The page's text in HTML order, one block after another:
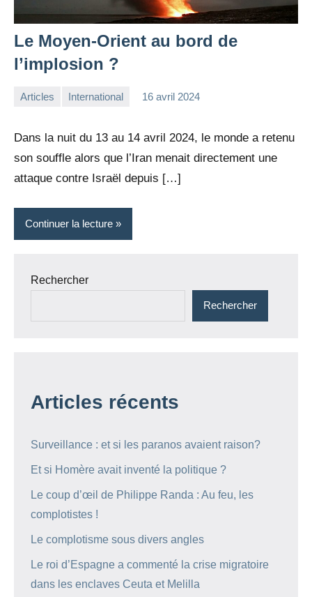
Le Moyen-Orient au bord de
l’implosion ?
Articles International 16 avril 2024
Dans la nuit du 13 au 14 avril 2024, le monde a retenu
son souffle alors que l’Iran menait directement une
attaque contre Israël depuis […]
Continuer la lecture
Rechercher
Rechercher
Articles récents
Surveillance : et si les paranos avaient raison?
Et si Homère avait inventé la politique ?
Le coup d’œil de Philippe Randa : Au feu, les
complotistes !
Le complotisme sous divers angles
Le roi d’Espagne a commenté la crise migratoire
dans les enclaves Ceuta et Melilla